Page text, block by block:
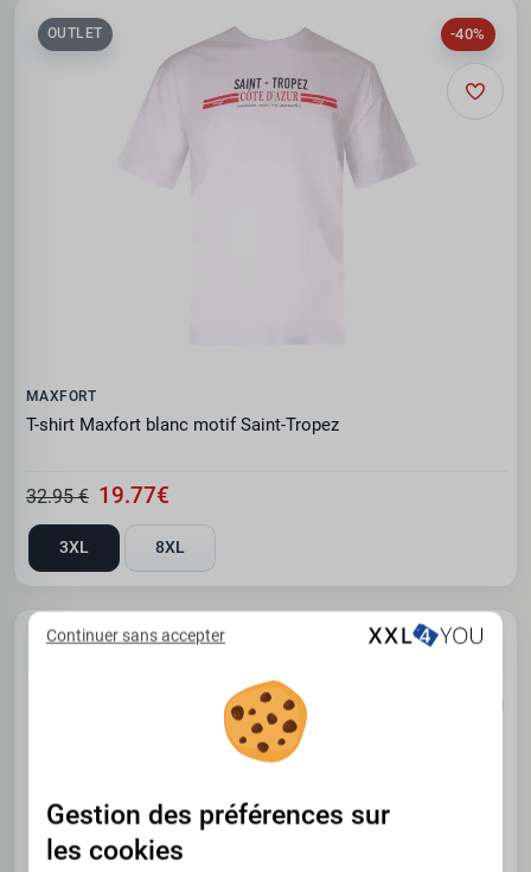
-40%
OUTLET
MAXFORT
T-shirt Maxfort blanc motif Saint-Tropez
32.95 € 19.77€
3XL 8XL
-40%
OUTLET
Continuer sans accepter
Gestion des préférences sur
les cookies